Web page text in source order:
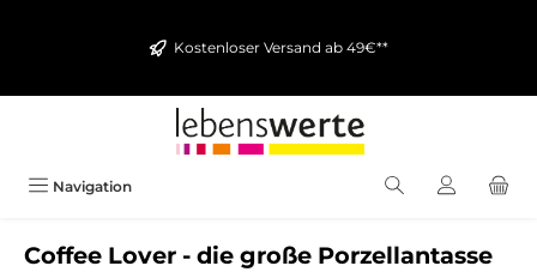
Kostenloser Versand ab 49€**
Navigation
Coffee Lover - die große Porzellantasse